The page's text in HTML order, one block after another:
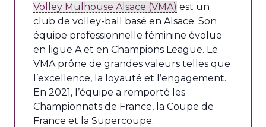
Volley Mulhouse Alsace (VMA) est un
club de volley-ball basé en Alsace. Son
équipe professionnelle féminine évolue
en ligue A et en Champions League. Le
VMA prône de grandes valeurs telles que
l’excellence, la loyauté et l’engagement.
En 2021, l’équipe a remporté les
Championnats de France, la Coupe de
France et la Supercoupe.